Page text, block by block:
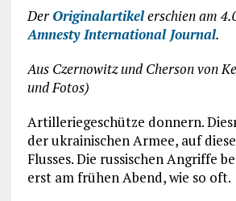
Der Originalartikelerschien am
Amnesty International Journal.
Aus Czernowitz und Cherson von
und Fotos)
Artilleriegeschütze donnern.
der ukrainischen Armee, auf
Flusses. Die russischen Angriffe
erst am frühen Abend, wie so oft.